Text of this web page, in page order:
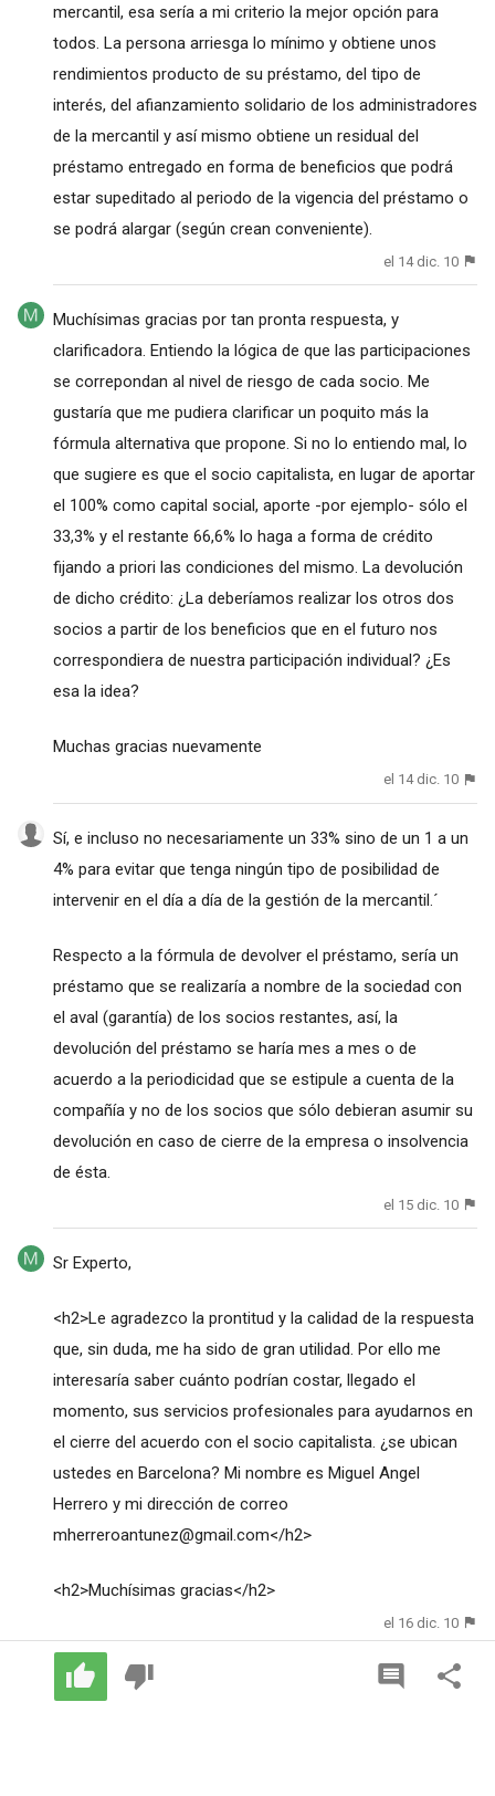
mercantil, esa sería a mi criterio la mejor opción para
todos. La persona arriesga lo mínimo y obtiene unos
rendimientos producto de su préstamo, del tipo de
interés, del afianzamiento solidario de los administradores
de la mercantil y así mismo obtiene un residual del
préstamo entregado en forma de beneficios que podrá
estar supeditado al periodo de la vigencia del préstamo o
se podrá alargar (según crean conveniente).
el 14 dic. 10
Muchísimas gracias por tan pronta respuesta, y
clarificadora. Entiendo la lógica de que las participaciones
se correpondan al nivel de riesgo de cada socio. Me
gustaría que me pudiera clarificar un poquito más la
fórmula alternativa que propone. Si no lo entiendo mal, lo
que sugiere es que el socio capitalista, en lugar de aportar
el 100% como capital social, aporte -por ejemplo- sólo el
33,3% y el restante 66,6% lo haga a forma de crédito
fijando a priori las condiciones del mismo. La devolución
de dicho crédito: ¿La deberíamos realizar los otros dos
socios a partir de los beneficios que en el futuro nos
correspondiera de nuestra participación individual? ¿Es
esa la idea?
Muchas gracias nuevamente
el 14 dic. 10
Sí, e incluso no necesariamente un 33% sino de un 1 a un
4% para evitar que tenga ningún tipo de posibilidad de
intervenir en el día a día de la gestión de la mercantil.´
Respecto a la fórmula de devolver el préstamo, sería un
préstamo que se realizaría a nombre de la sociedad con
el aval (garantía) de los socios restantes, así, la
devolución del préstamo se haría mes a mes o de
acuerdo a la periodicidad que se estipule a cuenta de la
compañía y no de los socios que sólo debieran asumir su
devolución en caso de cierre de la empresa o insolvencia
de ésta.
el 15 dic. 10
Sr Experto,
<h2>Le agradezco la prontitud y la calidad de la respuesta
que, sin duda, me ha sido de gran utilidad. Por ello me
interesaría saber cuánto podrían costar, llegado el
momento, sus servicios profesionales para ayudarnos en
el cierre del acuerdo con el socio capitalista. ¿se ubican
ustedes en Barcelona? Mi nombre es Miguel Angel
Herrero y mi dirección de correo
mherreroantunez@gmail.com</h2>
<h2>Muchísimas gracias</h2>
el 16 dic. 10